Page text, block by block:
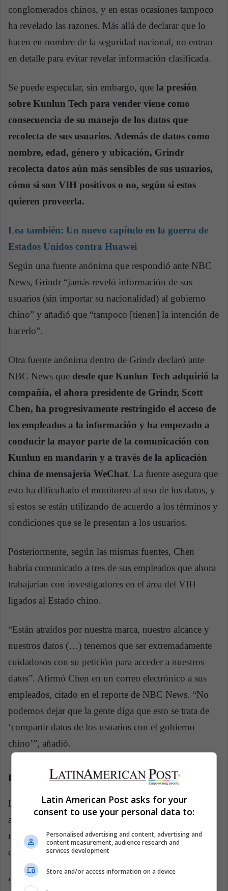
conglomerados chinos, y en estas ocasiones tampoco
ha revelado las razones. Más allá de declarar que lo
hacen en nombre de la seguridad nacional, no entran
en detalle para evitar revelar información clasificada.
Se puede especular, sin embargo, que la presión
sobre Kunlun Tech para vender viene como
consecuencia de su manejo de los datos que
recolecta de sus usuarios. Además de datos como
nombre, edad, género y ubicación, Grindr
recolecta datos aún más sensibles de sus usuarios,
cómo si son VIH positivos o no, según si estos
quieren proveerla.
Lea también: Un nuevo capítulo en la guerra de
Estados Unidos contra Huawei
Según una fuente anónima que respondió ante NBC
News, Grindr “jamás reveló información de sus
usuarios (sin importar su nacionalidad) al gobierno
chino” y añadió que “tampoco [tienen] la intención de
hacerlo”.
Otra fuente anónima dentro de Grindr declaró ante
NBC News que desde que Kunlun Tech adquirió la
compañía, el ahora presidente de Grindr, Scott
Chen, ha progresivamente restringido el acceso de
los empleados a la información y ha empezado a
conducir la mayor parte de la comunicación con
Kunlun en mandarín y a través de la aplicación
china de mensajería WeChat. La fuente asegura que
esto ha dificultado el monitoreo al uso de los datos, y
si estos se están utilizando de acuerdo a los términos y
condiciones que se le presentan a los usuarios.
Posteriormente, según las mismas fuentes, Chen
habría comunicado a tres de sus empleados que ahora
trabajarían con investigadores en el área del VIH
ligados al Estado chino.
“Están atraídos por nuestra marca, nuestro alcance y
nuestros datos (…) tenemos que ser extremadamente
cuidadosos con su petición para acceder a nuestros
datos”. Afirmó Chen en un correo electrónico a sus
empleados, citado en el reporte de NBC News. “No
podemos dejar que la gente diga que esto se trata de
‘compartir datos de los usuarios con el gobierno
chino’”, añadió.
La preocupación se extiende hasta el senado
Los senadores Ed Markey y Richard Blumenthal,
ambos demócratas, expresaron su preocupación con
respecto al manejo de los datos de Grindr en una
declaración realizada la semana pasada.
“Ya hemos comunicado nuestra preocupación con
Latin American Post asks for your
consent to use your personal data to:
Personalised advertising and content, advertising and
content measurement, audience research and
services development
Store and/or access information on a device